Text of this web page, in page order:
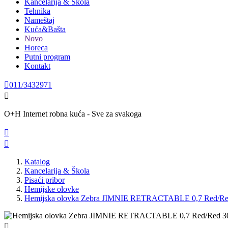
Tehnika
Nameštaj
Kuća&Bašta
Novo
Horeca
Putni program
Kontakt
011/3432971

O+H Internet robna kuća - Sve za svakoga


Katalog
Kancelarija & Škola
Pisaći pribor
Hemijske olovke
Hemijska olovka Zebra JIMNIE RETRACTABLE 0,7 Red/
